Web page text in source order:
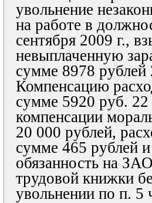
увольнение
на работе в
сентября 2009 г.,
невыплаченную
сумме 8978 рублей
Компенсацию
сумме 5920 руб. 22
компенсации
20 000 рублей,
сумме 465 рублей
обязанность на
трудовой книжки
увольнении по п.